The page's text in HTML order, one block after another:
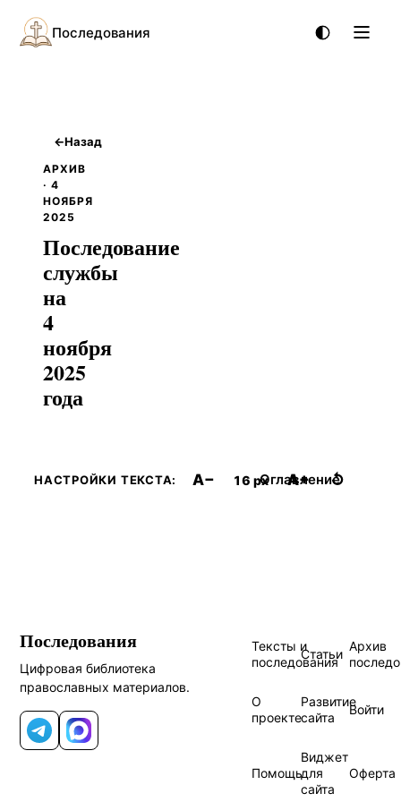
Последования
←Назад
АРХИВ
· 4
НОЯБРЯ
2025
Последование
службы
на
4
ноября
2025
года
НАСТРОЙКИ ТЕКСТА: A− 16 px A+ ↺
Оглавление
Последования
Цифровая библиотека
православных материалов.
Telegram
MAX
Тексты и
последования
Статьи
Архив
О
проекте
Развитие
сайта
Войти
Помощь
Виджет
для
сайта
Оферта